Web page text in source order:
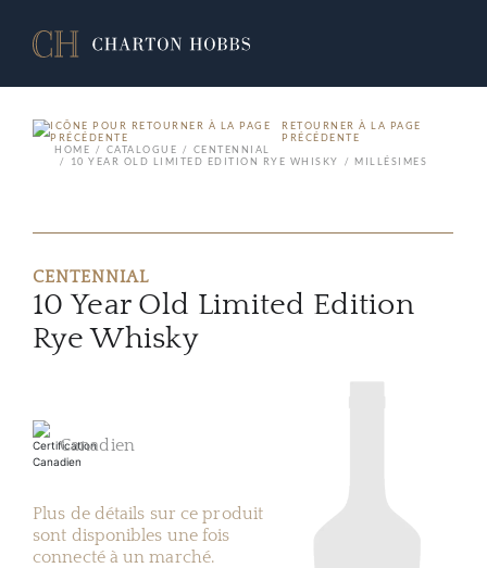
RETOURNER À LA PAGE
PRÉCÉDENTE
HOME
CATALOGUE
CENTENNIAL
10 YEAR OLD LIMITED EDITION RYE WHISKY
MILLÉSIMES
CENTENNIAL
10 Year Old Limited Edition
Rye Whisky
Canadien
Plus de détails sur ce produit
sont disponibles une fois
connecté à un marché.